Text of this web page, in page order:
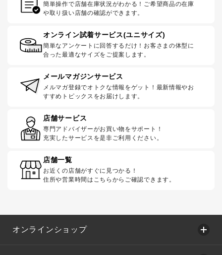
簡単操作で店舗在庫状況がわかる！ご希望商品の在庫
や取り扱い店舗の確認ができます。
オンライン試着サービス(ユニサイズ)
簡単なアンケートに回答するだけ！お客さまの体型に
合った最適なサイズをご提案します。
メールマガジンサービス
メルマガ登録でオトクな情報をゲット！最新情報やお
すすめトピックスをお届けします。
店舗サービス
専門アドバイザーがお買い物をサポート！
充実したサービスを是非ご利用ください。
店舗一覧
お近くの店舗がすぐに見つかる！
住所や営業時間はこちらからご確認できます。
オンラインショップ